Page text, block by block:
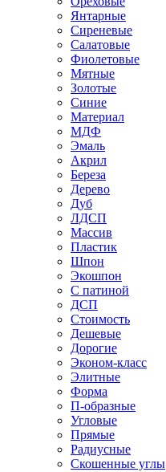
Янтарные
Сиреневые
Салатовые
Фиолетовые
Мятные
Золотые
Синие
Материал
МДФ
Эмаль
Акрил
Береза
Дерево
Дуб
ЛДСП
Массив
Пластик
Шпон
Экошпон
С патиной
ДСП
Стоимость
Дешевые
Дорогие
Эконом-класс
Элитные
Форма
П-образные
Угловые
Прямые
Радиусные
Скошенные углы